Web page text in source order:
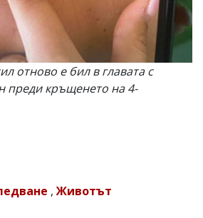
отново е бил в главата с
преди кръщенето на 4-
,Животът